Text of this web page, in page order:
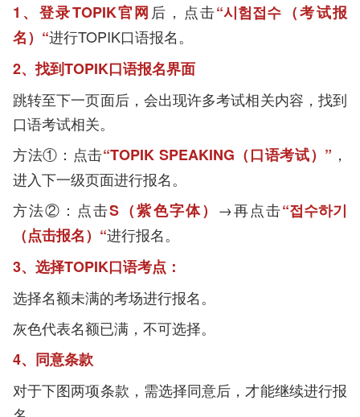
1、登录TOPIK官网 后，点击“시험접수（考试报
名）“进行TOPIK口语报名。
2、找到TOPIK口语报名界面
跳转至下一页面后，会出现许多考试相关内容，找到
口语考试相关。
方法①：点击“TOPIK SPEAKING（口语考试）” ，
进入下一级页面进行报名。
方法②：点击S（紫色字体） →再点击“접수하기
（点击报名）“进行报名。
3、选择TOPIK口语考点：
选择名额未满的考场进行报名。
灰色代表名额已满，不可选择。
4、同意条款
对于下图两项条款，需选择同意后，才能继续进行报